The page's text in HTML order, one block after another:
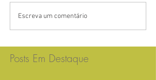
Posts Em Destaque
Escreva um comentário